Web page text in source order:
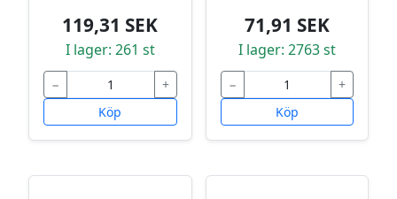
119,31 SEK
I lager: 261 st
−
+
Köp
71,91 SEK
I lager: 2763 st
−
+
Köp